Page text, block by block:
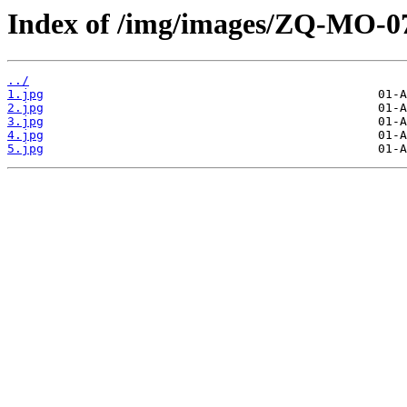
Index of /img/images/ZQ-MO-
../
1.jpg
2.jpg
3.jpg
4.jpg
5.jpg